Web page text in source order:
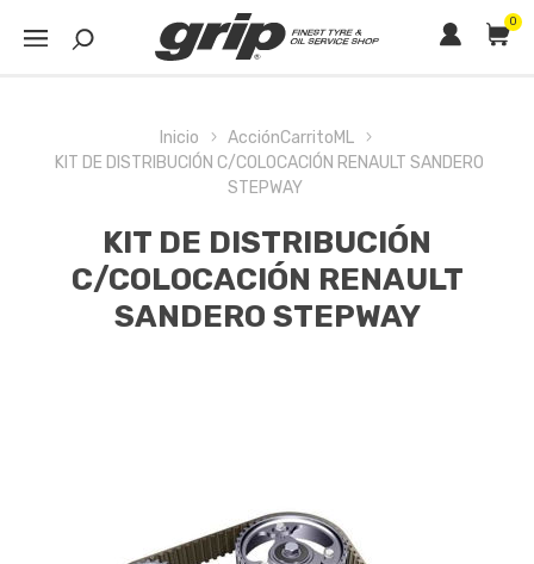
0
Inicio
AcciónCarritoML
KIT DE DISTRIBUCIÓN C/COLOCACIÓN RENAULT SANDERO
STEPWAY
KIT DE DISTRIBUCIÓN
C/COLOCACIÓN RENAULT
SANDERO STEPWAY